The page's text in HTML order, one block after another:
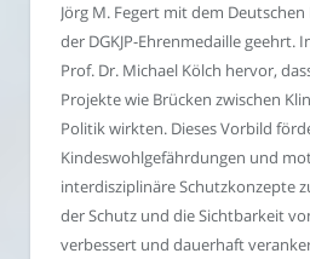
Jörg M. Fegert mit dem
der DGKJP-Ehrenmedaille geehrt.
Prof. Dr. Michael Kölch hervor,
Projekte wie Brücken zwischen
Politik wirkten. Dieses Vorbild
Kindeswohlgefährdungen und
interdisziplinäre Schutzkonzepte
der Schutz und die Sichtbarkeit
verbessert und dauerhaft